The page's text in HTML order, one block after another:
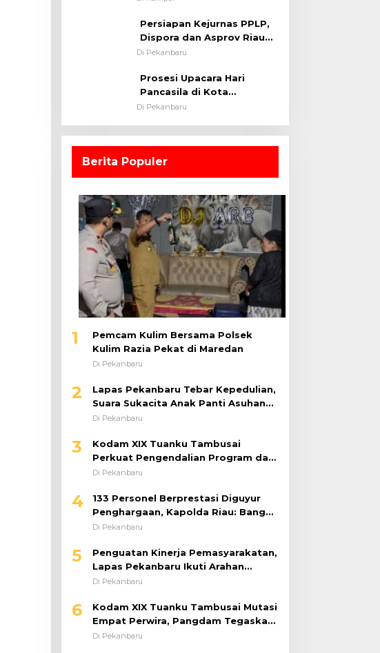
Persiapan Kejurnas PPLP,
Dispora dan Asprov Riau
Tinjau Kelayakan Rumput
Di Pekanbaru
Prosesi Upacara Hari
Pancasila di Kota
Pekanbaru Tetap Khidmat
Di Pekanbaru
Berita Populer
1
Pemcam Kulim Bersama Polsek
Kulim Razia Pekat di Maredan
Di Pekanbaru
2
Lapas Pekanbaru Tebar Kepedulian,
Suara Sukacita Anak Panti Asuhan
Kemuliaan Iringi Bantuan Sosial
Di Pekanbaru
3
Kodam XIX Tuanku Tambusai
Perkuat Pengendalian Program dan
Implementasi Doktrin TNI AD
Di Pekanbaru
4
133 Personel Berprestasi Diguyur
Penghargaan, Kapolda Riau: Bangun
Kepercayaan Publik dengan Karya
Di Pekanbaru
5
Penguatan Kinerja Pemasyarakatan,
Lapas Pekanbaru Ikuti Arahan
Dirjenpas Secara Virtual
Di Pekanbaru
6
Kodam XIX Tuanku Tambusai Mutasi
Empat Perwira, Pangdam Tegaskan
Regenerasi untuk Perkuat Kinerja
Di Pekanbaru